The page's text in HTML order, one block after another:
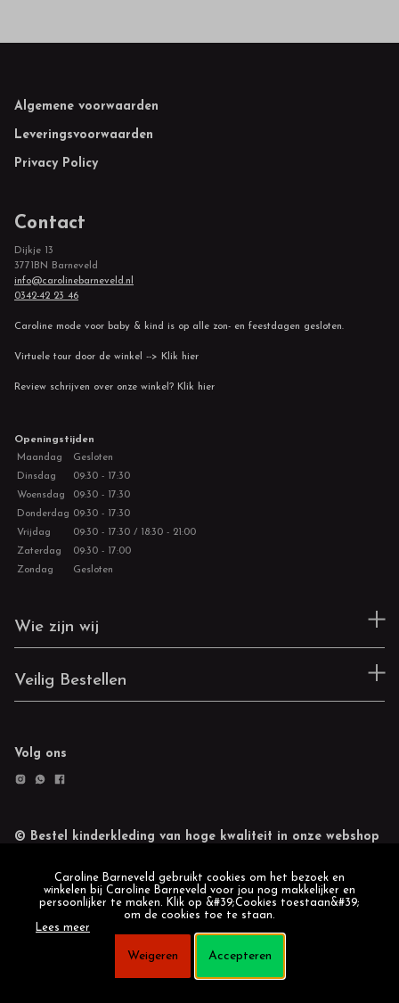
Footer
Algemene voorwaarden
Leveringsvoorwaarden
Privacy Policy
Contact
Dijkje 13
3771BN Barneveld
info@carolinebarneveld.nl
0342-42 23 46
Caroline mode voor baby & kind is op alle zon- en feestdagen gesloten.
Virtuele tour door de winkel --> Klik hier
Review schrijven over onze winkel? Klik hier
Openingstijden
Maandag
Gesloten
Dinsdag
09:30 - 17:30
Woensdag
09:30 - 17:30
Donderdag 09:30 - 17:30
Vrijdag
09:30 - 17:30 / 18:30 - 21:00
Zaterdag
09:30 - 17:00
Zondag
Gesloten
Wie zijn wij
Veilig Bestellen
Volg ons
© Bestel kinderkleding van hoge kwaliteit in onze webshop
Caroline Barneveld gebruikt cookies om het bezoek en
winkelen bij Caroline Barneveld voor jou nog makkelijker en
persoonlijker te maken. Klik op &#39;Cookies toestaan&#39;
om de cookies toe te staan.
Lees meer
Weigeren Accepteren